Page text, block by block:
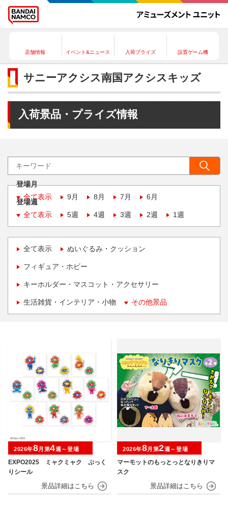
店舗情報 イベント&ニュース 入荷プライズ 設置ゲーム機
サニーアクシス南国アクシスキッズ
入荷景品・プライズ情報
登場月
全て表示
9月 8月 7月 6月
登場週
全て表示
5週 4週 3週 2週 1週
全て表示 ぬいぐるみ・クッション
フィギュア・ホビー
キーホルダー・マスコット・アクセサリー
生活雑貨・インテリア・小物 その他景品
EXPO2025 ミャクミャク ぷっく
りシール
2026年8月第4週～登場
マーモットのもっとっとなりきりマ
スク
2026年8月第2週～登場